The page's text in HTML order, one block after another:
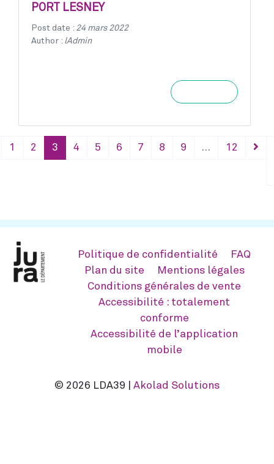
PORT LESNEY
Post date : 24 mars 2022
Author : lAdmin
1 2 3 4 5 6 7 8 9 … 12
Politique de confidentialité
FAQ
Plan du site
Mentions légales
Conditions générales de vente
Accessibilité : totalement
conforme
Accessibilité de l’application
mobile
© 2026 LDA39 | Akolad Solutions